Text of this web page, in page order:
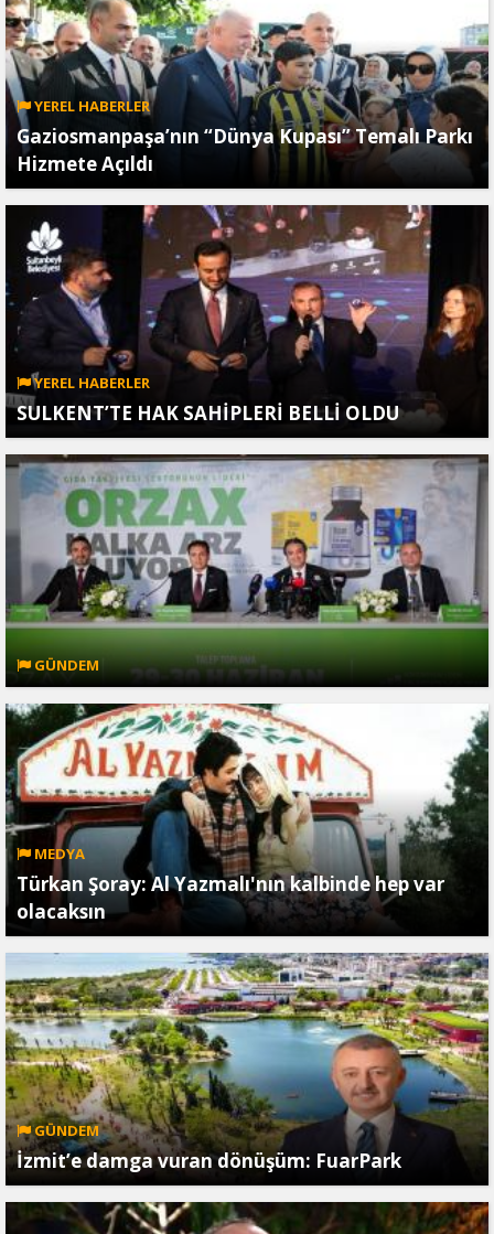
YEREL HABERLER
Gaziosmanpaşa’nın “Dünya Kupası” Temalı Parkı
Hizmete Açıldı
YEREL HABERLER
SULKENT’TE HAK SAHİPLERİ BELLİ OLDU
GÜNDEM
MEDYA
Türkan Şoray: Al Yazmalı'nın kalbinde hep var
olacaksın
GÜNDEM
İzmit’e damga vuran dönüşüm: FuarPark